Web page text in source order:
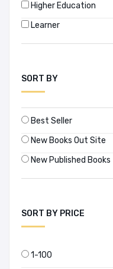
Higher Education
Learner
SORT BY
Best Seller
New Books Out Site
New Published Books
SORT BY PRICE
1-100